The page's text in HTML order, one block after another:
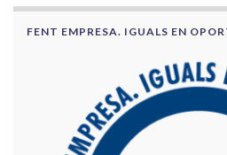
FENT EMPRESA. IGUALS EN